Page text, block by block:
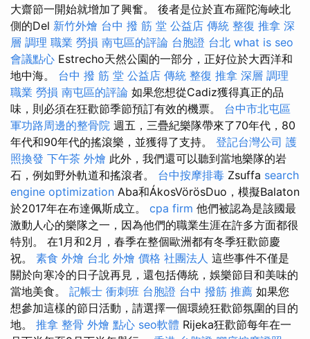
大齋節一開始就增加了興奮。 後者是位於直布羅陀海峽北
側的Del 新竹外燴 台中 撥 筋 堂 公益店 傳統 整復 推拿 深
層 調理 職業 勞損 南屯區的評論 台胞證 台北 what is seo
會議點心 Estrecho天然公園的一部分，正好位於大西洋和
地中海。 台中 撥 筋 堂 公益店 傳統 整復 推拿 深層 調理
職業 勞損 南屯區的評論 如果您想從Cadiz獲得真正的品
味，則必須在狂歡節季節預訂有效的機票。 台中市北屯區
軍功路周邊的整骨院 週五，三疊紀樂隊帶來了70年代，80
年代和90年代的搖滾樂，並獲得了支持。 登記台灣公司 護
照換發 下午茶 外燴 此外，我們還可以聽到當地樂隊的岩
石，例如野外軌道和搖滾者。 台中按摩排毒 Zsuffa search
engine optimization Aba和ÁkosVörösDuo，模擬Balaton
於2017年在布達佩斯成立。 cpa firm 他們被認為是該國最
激動人心的樂隊之一，因為他們的職業生涯在許多方面都很
特別。 在1月和2月，春季在整個歐洲都有冬季狂歡節慶
祝。 素食 外燴 台北 外燴 價格 社團法人 這些事件不僅是
關於向寒冷的日子說再見，還包括傳統，娛樂節目和美味的
當地美食。 記帳士 衝刺班 台胞證 台中 撥筋 推薦 如果您
想參加這樣的節日活動，請選擇一個環繞狂歡節氛圍的目的
地。 推拿 整骨 外燴 點心 seo軟體 Rijeka狂歡節每年在一